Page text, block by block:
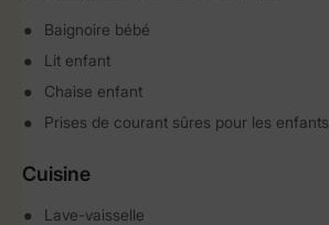
Baignoire bébé
Lit enfant
Chaise enfant
Prises de courant sûres pour les enfants
Cuisine
Lave-vaisselle